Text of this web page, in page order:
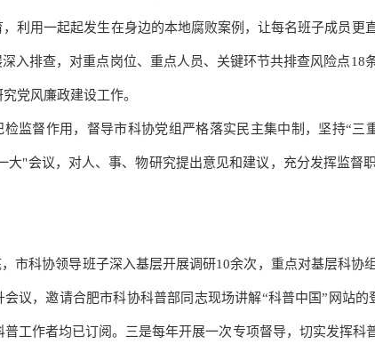
利用一起起发生在身边的本地腐败案例，让每名班子成员更
入排查，对重点岗位、重点人员、关键环节共排查风险点18
党风廉政建设工作。
检监督作用，督导市科协党组严格落实民主集中制，坚持“三
大"会议，对人、事、物研究提出意见和建议，充分发挥监督
市科协领导班子深入基层开展调研10余次，重点对基层科
议，邀请合肥市科协科普部同志现场讲解“科普中国”网站
工作者均已订阅。三是每年开展一次专项督导，切实发挥科